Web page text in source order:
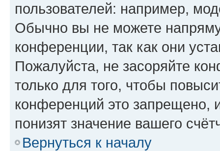
пользователей: например,
Обычно вы не можете
конференции, так как они
Пожалуйста, не засоряйте
только для того, чтобы
конференций это запрещено,
понизят значение вашего
Вернуться к началу